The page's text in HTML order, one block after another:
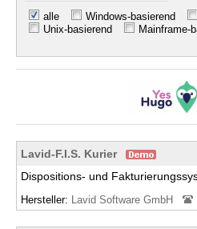
alle Windows-basierend
Unix-basierend
Mainframe-
Lavid-F.I.S. Kurier
Dispositions- und
Hersteller: Lavid Software GmbH